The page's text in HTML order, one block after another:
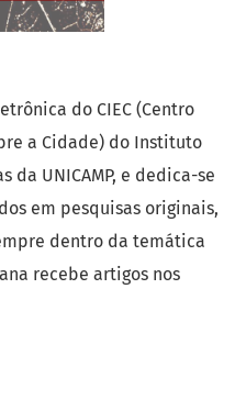
do CIEC (Centro
a Cidade) do Instituto
da UNICAMP, e dedica-se
em pesquisas originais,
dentro da temática
recebe artigos nos
acadêmico, voltadas